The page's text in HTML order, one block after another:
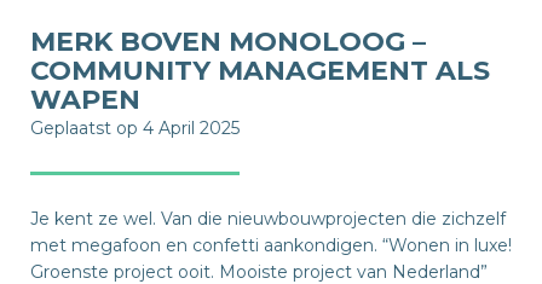
MERK BOVEN MONOLOOG –
COMMUNITY MANAGEMENT ALS
WAPEN
Geplaatst op 4 April 2025
Je kent ze wel. Van die nieuwbouwprojecten die zichzelf
met megafoon en confetti aankondigen. “Wonen in luxe!
Groenste project ooit. Mooiste project van Nederland”